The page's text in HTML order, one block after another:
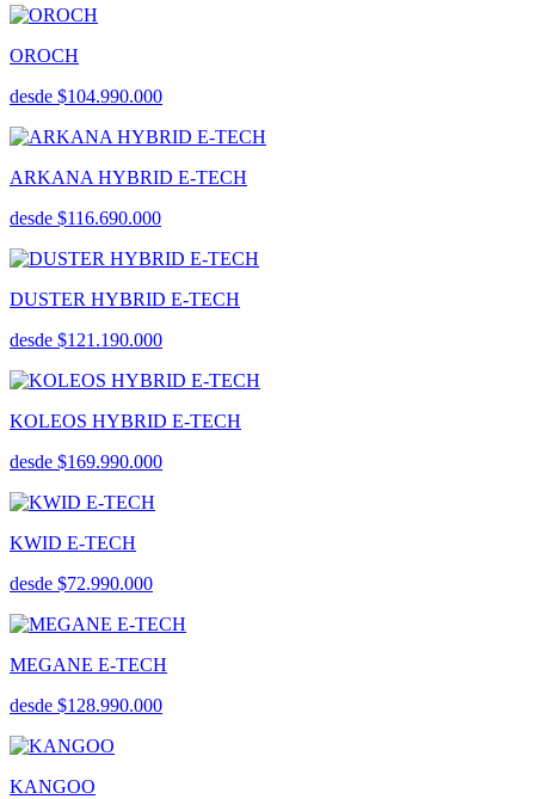
OROCH
desde $104.990.000
ARKANA HYBRID E-TECH
desde $116.690.000
DUSTER HYBRID E-TECH
desde $121.190.000
KOLEOS HYBRID E-TECH
desde $169.990.000
KWID E-TECH
desde $72.990.000
MEGANE E-TECH
desde $128.990.000
KANGOO